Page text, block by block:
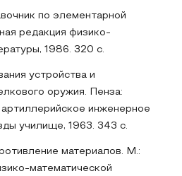
по элементарной
редакция физико-
1986. 320 с.
устройства и
оружия. Пенза:
инженерное
училище, 1963. 343 с.
материалов. М.:
математической